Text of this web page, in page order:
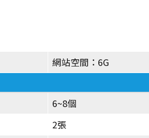
網站空間：6G
6~8個
2張